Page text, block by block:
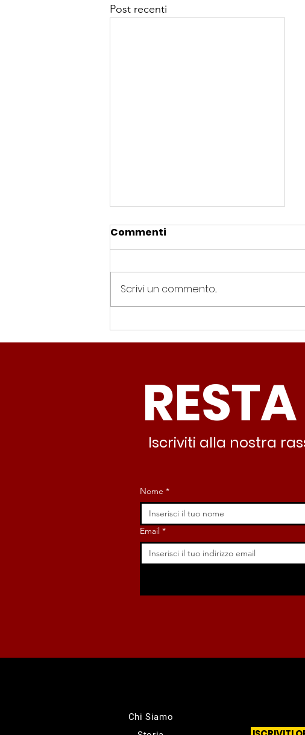
Post recenti
Spin Time, Colucci: “Non
solo occupazione: 400
nessuno interviene”
Commenti
Scrivi un commento...
Iscriviti alla nostra
Nome *
Email *
Chi Siamo